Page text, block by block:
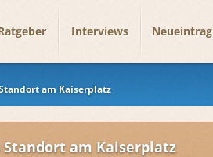
Interviews Neueintrag
am Kaiserplatz
Standort am Kaiserplatz